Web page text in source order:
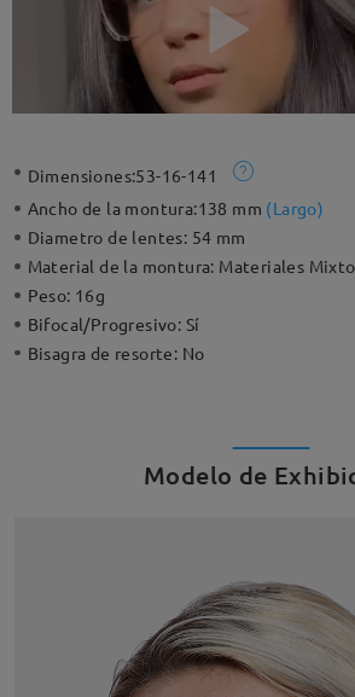
Dimensiones:53-16-141
Ancho de la montura:138 mm (Largo)
Diametro de lentes: 54 mm
Material de la montura: Materiales
Peso: 16g
Bifocal/Progresivo: Sí
Bisagra de resorte: No
Modelo de